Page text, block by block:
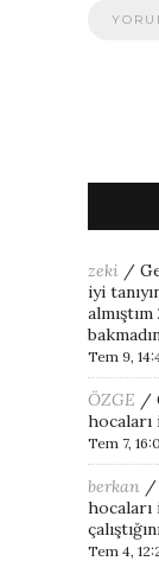
zeki /
iyi
Tem 9,
ÖZGE /
hocaları
Tem 7,
berkan /
hocaları
Tem 4,